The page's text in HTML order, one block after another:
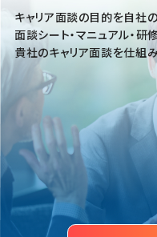
キャリア面談の目的を自社
面談シート・マニュアル・
貴社のキャリア面談を仕組み